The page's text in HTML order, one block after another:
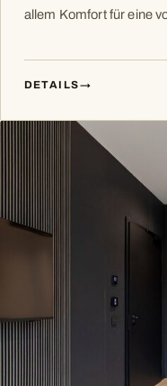
allem Komfort für eine
DETAILS→